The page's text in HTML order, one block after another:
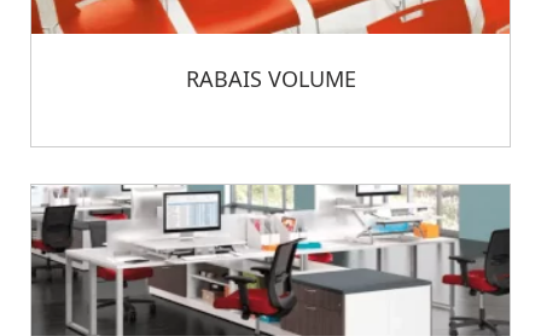
RABAIS VOLUME